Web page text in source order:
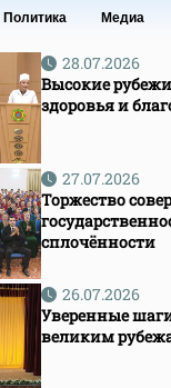
Политика Медиа
28.07.2026
Высокие
здоровья и
27.07.2026
Торжество
сплочённости
26.07.2026
Уверенные
великим